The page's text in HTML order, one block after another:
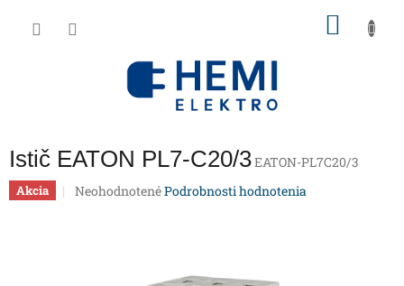
Istič EATON PL7-C20/3EATON-PL7C20/3
Akcia
Priemerné
NeohodnotenéPodrobnosti hodnotenia